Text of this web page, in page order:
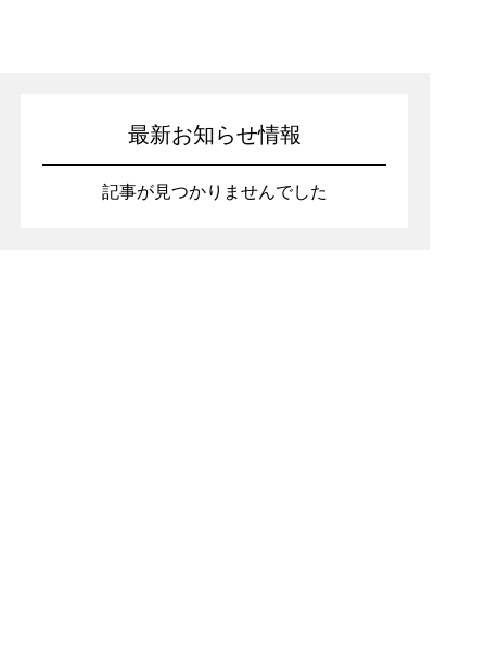
最新お知らせ情報
記事が見つかりませんでした